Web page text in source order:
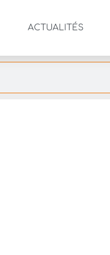
ACTUALITÉS